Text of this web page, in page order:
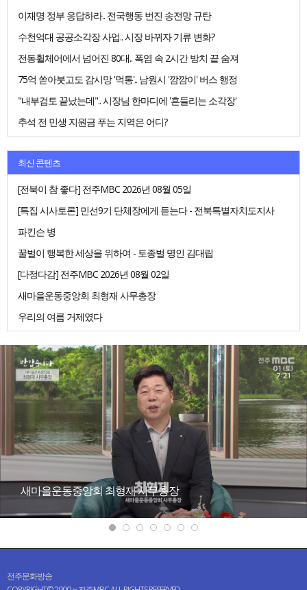
이재명 정부 응답하라.. 전국행동 번진 송전망 규탄
수천억대 공공소각장 사업.. 시장 바뀌자 기류 변화?
전동휠체어에서 넘어진 80대.. 폭염 속 2시간 방치 끝 숨져
75억 쏟아붓고도 감시망 '먹통'.. 남원시 '깜깜이' 버스 행정
"내부검토 끝났는데".. 시장님 한마디에 '흔들리는 소각장'
추석 전 민생 지원금 푸는 지역은 어디?
최신 콘텐츠
[전북이 참 좋다] 전주MBC 2026년 08월 05일
[특집 시사토론] 민선9기 단체장에게 듣는다 - 전북특별자치도지사
파킨슨 병
꿀벌이 행복한 세상을 위하여 - 토종벌 명인 김대립
[다정다감] 전주MBC 2026년 08월 02일
새마을운동중앙회 최형재 사무총장
우리의 여름 거제였다
새마을운동중앙회 최형재 사무총장
전주문화방송